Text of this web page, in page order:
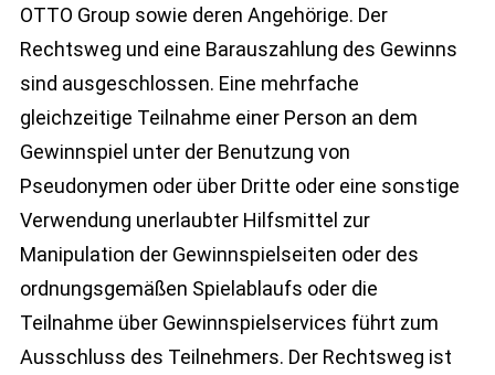
OTTO Group sowie deren Angehörige. Der
Rechtsweg und eine Barauszahlung des Gewinns
sind ausgeschlossen. Eine mehrfache
gleichzeitige Teilnahme einer Person an dem
Gewinnspiel unter der Benutzung von
Pseudonymen oder über Dritte oder eine sonstige
Verwendung unerlaubter Hilfsmittel zur
Manipulation der Gewinnspielseiten oder des
ordnungsgemäßen Spielablaufs oder die
Teilnahme über Gewinnspielservices führt zum
Ausschluss des Teilnehmers. Der Rechtsweg ist